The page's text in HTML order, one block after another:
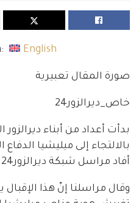
English
صورة المقال تعبيرية
خاص_ديرالزور24
بدأت أعداد من أبناء
بالالتجاء إلى ميليشيا
أفاد مراسل شبكة ديرالزور24.
وقال مراسلنا إنّ هذا